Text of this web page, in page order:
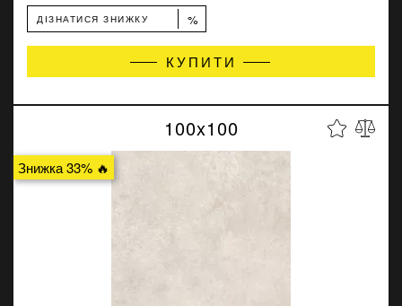
ДІЗНАТИСЯ ЗНИЖКУ %
КУПИТИ
Знижка 33% 🔥
100x100